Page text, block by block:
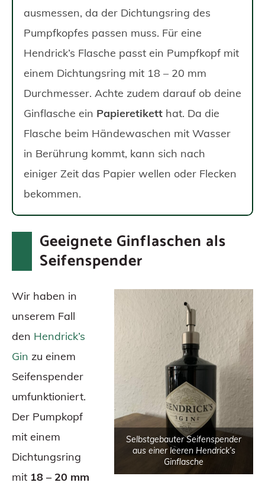
ausmessen, da der Dichtungsring des
Pumpfkopfes passen muss. Für eine
Hendrick’s Flasche passt ein Pumpfkopf mit
einem Dichtungsring mit 18 – 20 mm
Durchmesser. Achte zudem darauf ob deine
Ginflasche ein Papieretikett hat. Da die
Flasche beim Händewaschen mit Wasser
in Berührung kommt, kann sich nach
einiger Zeit das Papier wellen oder Flecken
bekommen.
Geeignete Ginflaschen als
Seifenspender
Selbstgebauter Seifenspender
aus einer leeren Hendrick’s
Ginflasche
Wir haben in
unserem Fall
den Hendrick’s
Gin zu einem
Seifenspender
umfunktioniert.
Der Pumpkopf
mit einem
Dichtungsring
mit 18 – 20 mm